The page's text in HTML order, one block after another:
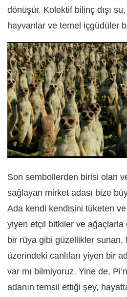
dönüşür. Kolektif bilinç dışı
hayvanlar ve temel içgüdüler
Son sembollerden birisi olan
sağlayan mirket adası bize
Ada kendi kendisini tüketen ve
yiyen etçil bitkiler ve ağaçlarla
bir rüya gibi güzellikler sunan,
üzerindeki canlıları yiyen bir
var mı bilmiyoruz. Yine de,
adanın temsil ettiği şey,